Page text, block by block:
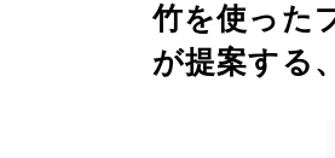
竹を使った
が提案する